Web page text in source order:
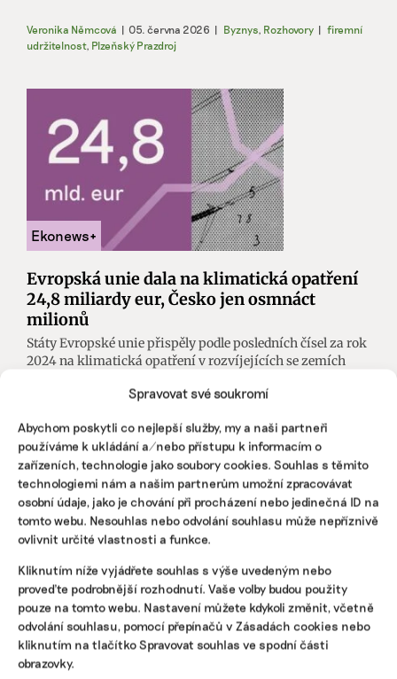
Spravovat své soukromí
Abychom poskytli co nejlepší služby, my a naši partneři
používáme k ukládání a/nebo přístupu k informacím o
zařízeních, technologie jako soubory cookies. Souhlas s těmito
technologiemi nám a našim partnerům umožní zpracovávat
osobní údaje, jako je chování při procházení nebo jedinečná ID na
tomto webu. Nesouhlas nebo odvolání souhlasu může nepříznivě
ovlivnit určité vlastnosti a funkce.
Kliknutím níže vyjádřete souhlas s výše uvedeným nebo
proveďte podrobnější rozhodnutí. Vaše volby budou použity
pouze na tomto webu. Nastavení můžete kdykoli změnit, včetně
odvolání souhlasu, pomocí přepínačů v Zásadách cookies nebo
kliknutím na tlačítko Spravovat souhlas ve spodní části
obrazovky.
Veronika Němcová | 05. června 2026 | Byznys, Rozhovory | firemní
udržitelnost, Plzeňský Prazdroj
Evropská unie dala na klimatická opatření
24,8 miliardy eur, Česko jen osmnáct
milionů
Státy Evropské unie přispěly podle posledních čísel za rok
2024 na klimatická opatření v rozvíjejících se zemích
Sustainable Development in the European Union.
Eurostat.
Tomáš Pohanka 05. června 2026 | ESG | Evropská unie